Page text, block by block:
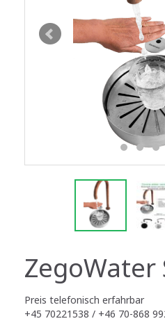
ZegoWater
Preis telefonisch erfahrbar
+45 70221538 / +46 70-868